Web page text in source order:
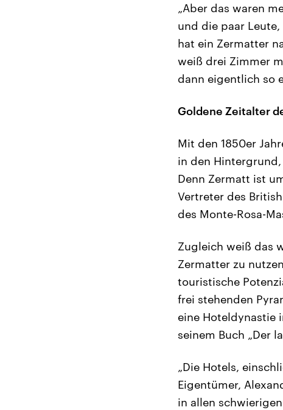
„Aber das waren
und die paar
hat ein Zermatter
weiß drei Zimmer
dann eigentlich so
Goldene Zeitalter
Mit den 1850er
in den
Denn Zermatt ist
Vertreter des
des Monte-Rosa-
Zugleich weiß das
Zermatter zu
touristische
frei stehenden
eine Hoteldynastie
seinem Buch „Der
„Die Hotels,
Eigentümer,
in allen